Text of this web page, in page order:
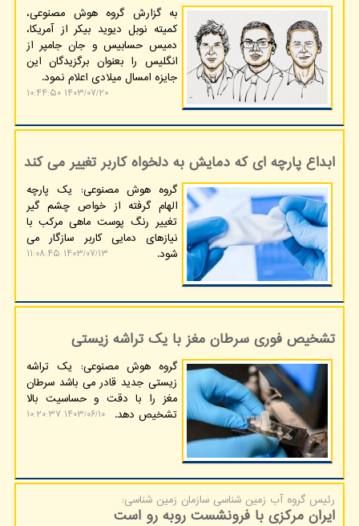
به گزارش گروه هوش مصنوعی،
کمیته نوبل دیوید بیکر از آمریکا،
دمیس حسابیس و جان جامپر از
انگلیس را بعنوان برگزیدگان این
جایزه امسال میلادی اعلام نمود.
۱۴۰۳/۰۷/۲۰ ۱۰:۴۴:۵۰
ابداع پارچه ای که دمایش به دلخواه کاربر تغییر می کند
گروه هوش مصنوعی: یک پارچه
الهام گرفته از خواص چشم گیر
تغییر رنگ پوست ماهی مرکب با
نیازهای دمایی کاربر سازگار می
شود.
۱۴۰۳/۰۷/۱۳ ۱۱:۰۸:۴۵
تشخیص فوری سرطان مغز با یک تراشه زیستی
گروه هوش مصنوعی: یک تراشه
زیستی جدید قادر می باشد سرطان
مغز را با دقت و حساسیت بالا
تشخیص دهد.
۱۴۰۳/۰۶/۱۰ ۱۰:۲۰:۳۷
رئیس گروه آب زمین شناسی سازمان زمین شناسی:
ایران مرکزی با فرونشست روبه رو است